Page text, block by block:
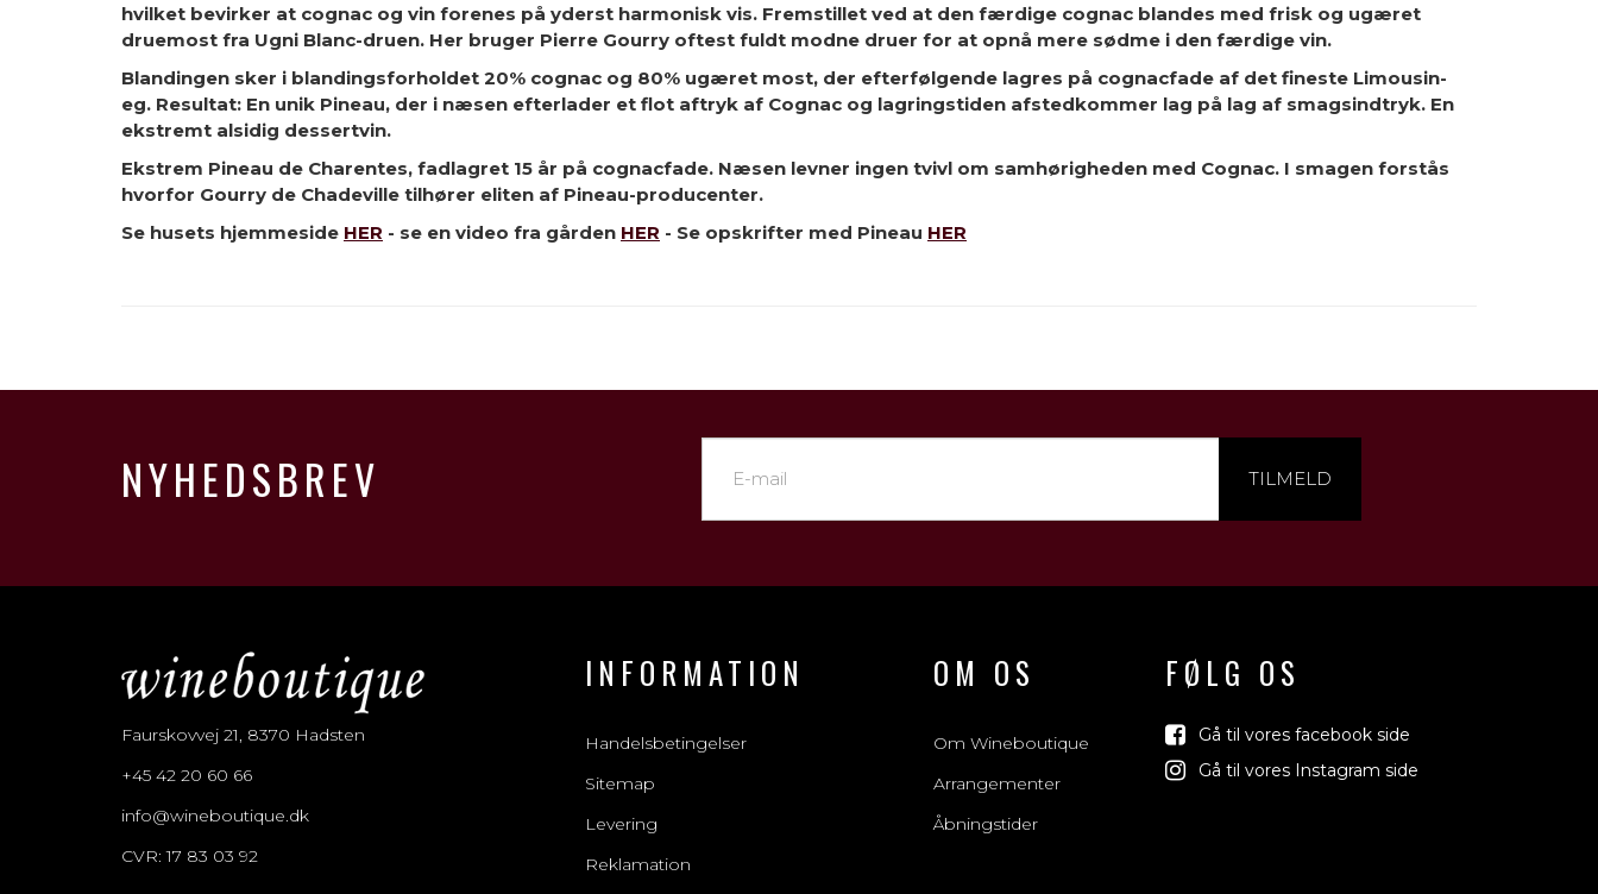
hvilket bevirker at cognac og vin forenes på yderst harmonisk vis. Fremstillet ved at den færdige cognac blandes med frisk og ugæret
druemost fra Ugni Blanc-druen. Her bruger Pierre Gourry oftest fuldt modne druer for at opnå mere sødme i den færdige vin.
Blandingen sker i blandingsforholdet 20% cognac og 80% ugæret most, der efterfølgende lagres på cognacfade af det fineste Limousin-
eg. Resultat: En unik Pineau, der i næsen efterlader et flot aftryk af Cognac og lagringstiden afstedkommer lag på lag af smagsindtryk. En
ekstremt alsidig dessertvin.
Ekstrem Pineau de Charentes, fadlagret 15 år på cognacfade. Næsen levner ingen tvivl om samhørigheden med Cognac. I smagen forstås
hvorfor Gourry de Chadeville tilhører eliten af Pineau-producenter.
Se husets hjemmeside HER - se en video fra gården HER - Se opskrifter med Pineau HER
NYHEDSBREV TILMELD
Faurskovvej 21, 8370 Hadsten
+45 42 20 60 66
info@wineboutique.dk
CVR: 17 83 03 92
INFORMATION
Handelsbetingelser
Sitemap
Levering
Reklamation
OM OS
Om Wineboutique
Arrangementer
Åbningstider
FØLG OS
Gå til vores facebook side
Gå til vores Instagram side